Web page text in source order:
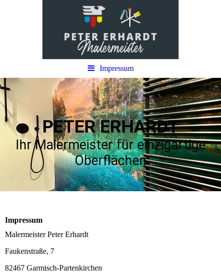
Impressum
PETER ERHARDT
Ihr Malermeister für einzigartige
Oberflächen
Impressum
Malermeister Peter Erhardt
Faukenstraße, 7
82467 Garmisch-Partenkirchen